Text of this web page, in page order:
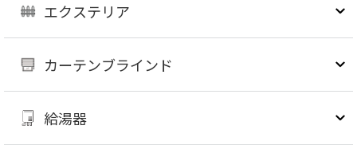
エクステリア
カーテンブラインド
給湯器